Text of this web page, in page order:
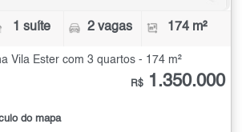
1 suíte 2 vagas 174 m²
Vila Ester com 3 quartos - 174 m²
do mapa
R$ 1.350.000